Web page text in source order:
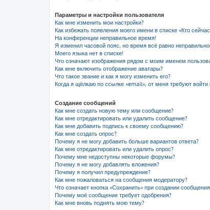
Параметры и настройки пользователя
Как мне изменить мои настройки?
Как избежать появления моего имени в списке «Кто
На конференции неправильное время!
Я изменил часовой пояс, но время всё равно
Моего языка нет в списке!
Что означают изображения рядом с моим именем
Как мне включить отображение аватары?
Что такое звание и как я могу изменить его?
Когда я щёлкаю по ссылке «email», от меня требуют
Создание сообщений
Как мне создать новую тему или сообщение?
Как мне отредактировать или удалить сообщение?
Как мне добавить подпись к своему сообщению?
Как мне создать опрос?
Почему я не могу добавить больше вариантов ответа?
Как мне отредактировать или удалить опрос?
Почему мне недоступны некоторые форумы?
Почему я не могу добавлять вложения?
Почему я получил предупреждение?
Как мне пожаловаться на сообщения модератору?
Что означает кнопка «Сохранить» при создании
Почему моё сообщение требует одобрения?
Как мне вновь поднять мою тему?